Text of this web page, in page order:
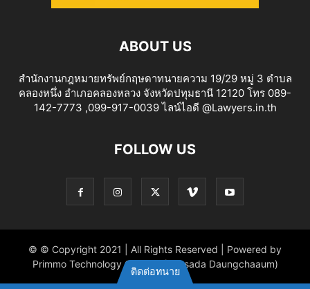
ABOUT US
สำนักงานกฎหมายทรัพย์กฤษดาทนายความ 19/29 หมู่ 3 ตำบล
คลองหนึ่ง อำเภอคลองหลวง จังหวัดปทุมธานี 12120 โทร 089-
142-7773 ,099-917-0039 ไลน์ไอดี @Lawyers.in.th
FOLLOW US
© © Copyright 2021 | All Rights Reserved | Powered by
Primmo Technology Co.,Ltd. (Khitsada Daungchaaum)
ติดต่อทนาย